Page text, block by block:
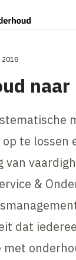
2018
te lossen
van
&
dat
met